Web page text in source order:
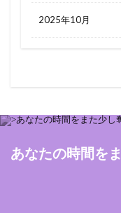
2025年10月
あなたの時間を